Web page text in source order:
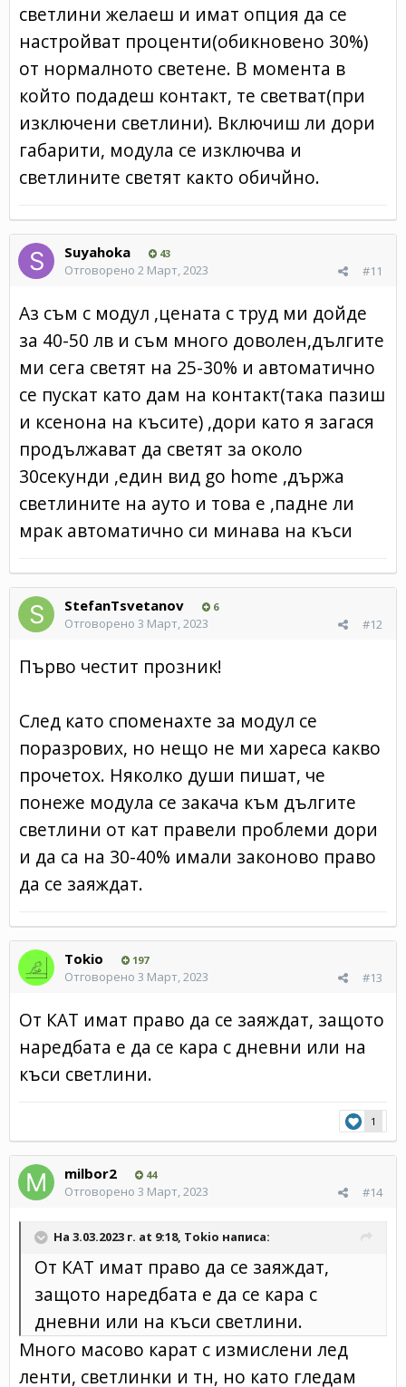
светлини желаеш и имат опция да се
настройват проценти(обикновено 30%)
от нормалното светене. В момента в
който подадеш контакт, те светват(при
изключени светлини). Включиш ли дори
габарити, модула се изключва и
светлините светят както обичйно.
Suyahoka 43
#11
Отговорено 2 Март, 2023
Аз съм с модул ,цената с труд ми дойде
за 40-50 лв и съм много доволен,дългите
ми сега светят на 25-30% и автоматично
се пускат като дам на контакт(така пазиш
и ксенона на късите) ,дори като я загася
продължават да светят за около
30секунди ,един вид go home ,държа
светлините на ауто и това е ,падне ли
мрак автоматично си минава на къси
StefanTsvetanov 6
#12
Отговорено 3 Март, 2023
Първо честит прозник!
След като споменахте за модул се
поразрових, но нещо не ми хареса какво
прочетох. Няколко души пишат, че
понеже модула се закача към дългите
светлини от кат правели проблеми дори
и да са на 30-40% имали законово право
да се заяждат.
Tokio 197
#13
Отговорено 3 Март, 2023
От КАТ имат право да се заяждат, защото
наредбата е да се кара с дневни или на
къси светлини.
1
milbor2 44
#14
Отговорено 3 Март, 2023
На 3.03.2023 г. at 9:18, Tokio написа:
От КАТ имат право да се заяждат,
защото наредбата е да се кара с
дневни или на къси светлини.
Много масово карат с измислени лед
ленти, светлинки и тн, но като гледам